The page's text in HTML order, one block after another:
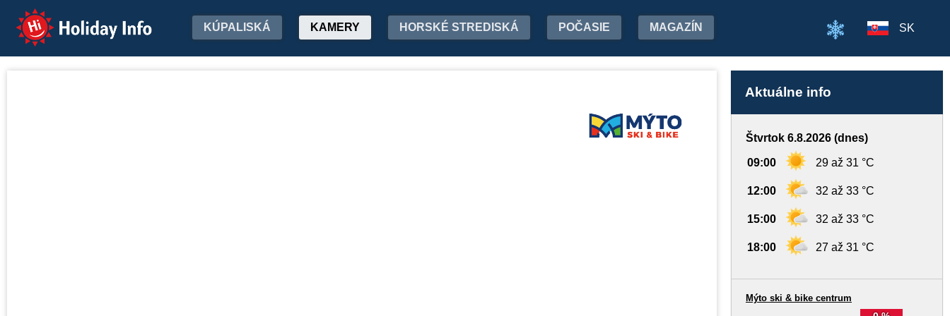
Holiday Info KÚPALISKÁ KAMERY HORSKÉ STREDISKÁ POČASIE MAGAZÍN SK
Aktuálne info
Štvrtok 6.8.2026 (dnes)
09:00 29 až 31 °C
12:00 32 až 33 °C
15:00 32 až 33 °C
18:00 27 až 31 °C
Mýto ski & bike centrum